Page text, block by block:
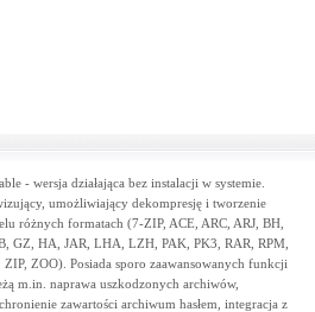
- wersja działająca bez instalacji w systemie.
umożliwiający dekompresję i tworzenie
różnych formatach (7-ZIP, ACE, ARC, ARJ, BH,
GZ, HA, JAR, LHA, LZH, PAK, PK3, RAR, RPM,
ZOO). Posiada sporo zaawansowanych funkcji
m.in. naprawa uszkodzonych archiwów,
zawartości archiwum hasłem, integracja z